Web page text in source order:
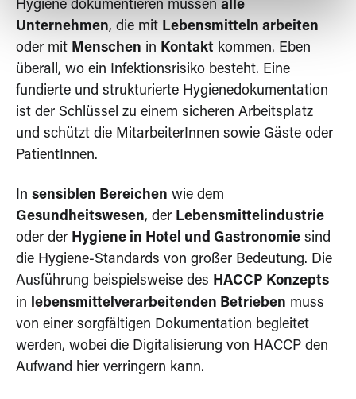
Hygiene dokumentieren müssen alle
Unternehmen, die mit Lebensmitteln arbeiten
oder mit Menschen in Kontakt kommen. Eben
überall, wo ein Infektionsrisiko besteht. Eine
fundierte und strukturierte Hygienedokumentation
ist der Schlüssel zu einem sicheren Arbeitsplatz
und schützt die MitarbeiterInnen sowie Gäste oder
PatientInnen.
In sensiblen Bereichen wie dem
Gesundheitswesen, der Lebensmittelindustrie
oder der Hygiene in Hotel und Gastronomie sind
die Hygiene-Standards von großer Bedeutung. Die
Ausführung beispielsweise des HACCP Konzepts
in lebensmittelverarbeitenden Betrieben muss
von einer sorgfältigen Dokumentation begleitet
werden, wobei die Digitalisierung von HACCP den
Aufwand hier verringern kann.